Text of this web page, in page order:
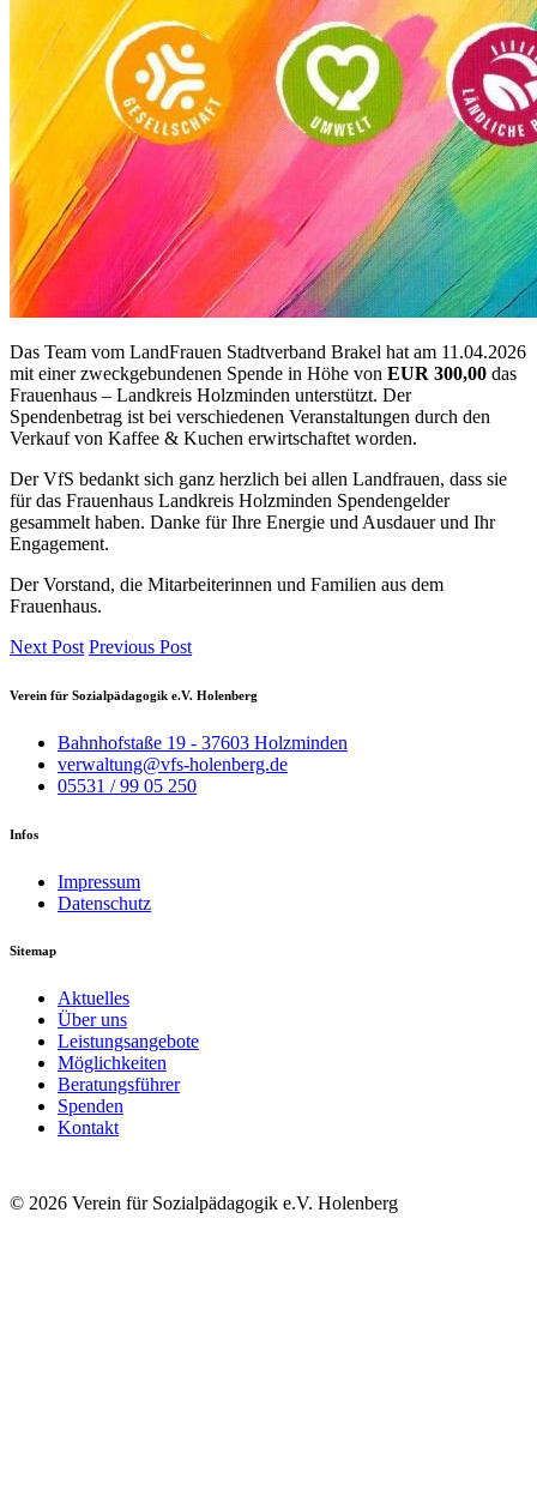
Das Team vom LandFrauen Stadtverband Brakel hat am 11.04.2026
mit einer zweckgebundenen Spende in Höhe von EUR 300,00 das
Frauenhaus – Landkreis Holzminden unterstützt. Der
Spendenbetrag ist bei verschiedenen Veranstaltungen durch den
Verkauf von Kaffee & Kuchen erwirtschaftet worden.
Der VfS bedankt sich ganz herzlich bei allen Landfrauen, dass sie
für das Frauenhaus Landkreis Holzminden Spendengelder
gesammelt haben. Danke für Ihre Energie und Ausdauer und Ihr
Engagement.
Der Vorstand, die Mitarbeiterinnen und Familien aus dem
Frauenhaus.
Next Post Previous Post
Verein für Sozialpädagogik e.V. Holenberg
Bahnhofstaße 19 - 37603 Holzminden
verwaltung@vfs-holenberg.de
05531 / 99 05 250
Infos
Impressum
Datenschutz
Sitemap
Aktuelles
Über uns
Leistungsangebote
Möglichkeiten
Beratungsführer
Spenden
Kontakt
© 2026 Verein für Sozialpädagogik e.V. Holenberg